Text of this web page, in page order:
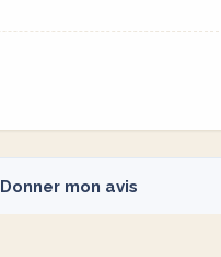
Donner mon avis